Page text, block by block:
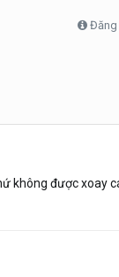
Đăng
không được xoay